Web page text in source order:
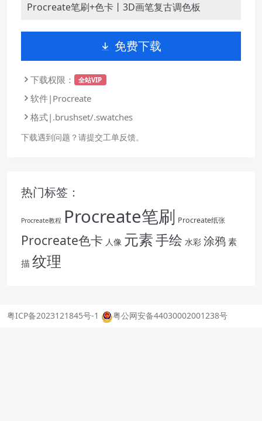
Procreate笔刷+色卡丨3D画笔复古调色板
免费下载
下载权限： 全站VIP
软件|Procreate
格式|.brushset/.swatches
下载遇到问题？请提交工单反馈。
热门标签：
Procreate教程 Procreate笔刷 Procreate纸张
Procreate色卡 人像 元素手绘 水彩 涂鸦 素
描 纹理
粤ICP备2023121845号-1 粤公网安备44030002001238号